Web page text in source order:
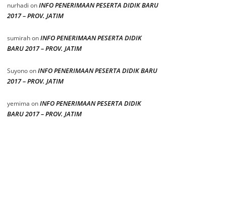
nurhadi onINFO PENERIMAAN PESERTA DIDIK BARU
2017 – PROV. JATIM
sumirahonINFO PENERIMAAN PESERTA DIDIK
BARU 2017 – PROV. JATIM
SuyonoonINFO PENERIMAAN PESERTA DIDIK BARU
2017 – PROV. JATIM
yemima onINFO PENERIMAAN PESERTA DIDIK
BARU 2017 – PROV. JATIM